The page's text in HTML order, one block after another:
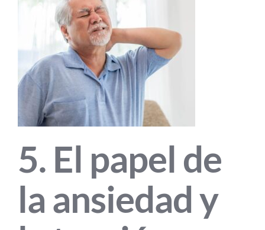
5. El papel de
la ansiedad y